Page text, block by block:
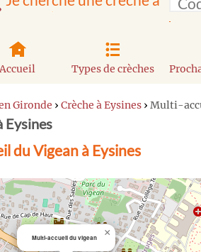
Accueil Types de crèches
Gironde › Crèche à Eysines › Multi-
Eysines
du Vigean à Eysines
Multi-accueil du vigean ×